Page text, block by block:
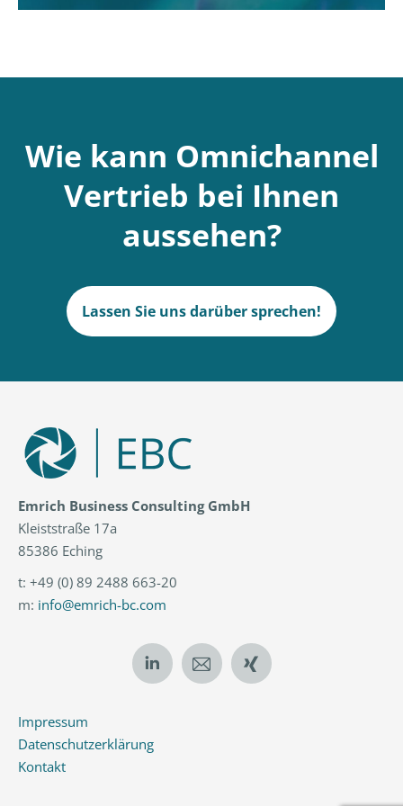
Wie kann Omnichannel
Vertrieb bei Ihnen
aussehen?
Lassen Sie uns darüber sprechen!
Emrich Business Consulting GmbH
Kleiststraße 17a
85386 Eching
t: +49 (0) 89 2488 663-20
m: info@emrich-bc.com
Linkedin
E-
Mail
XING
Impressum
Datenschutzerklärung
Kontakt